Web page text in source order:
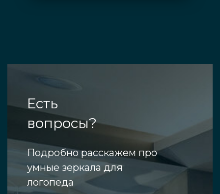
Есть
вопросы?
Подробно расскажем про
умные зеркала для
логопеда